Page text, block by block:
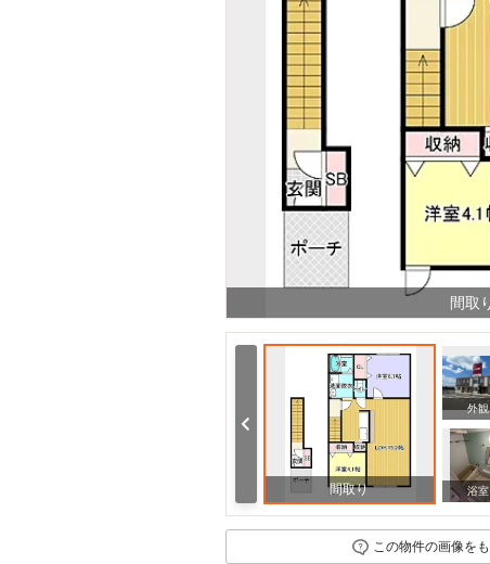
間取
間取り
外観
浴室
この物件の画像を